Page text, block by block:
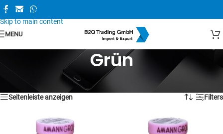
Skip to navigation
Skip to main content
MENU
Grün
Alle 7 Ergebnisse werden angezeigt
Seitenleiste anzeigen Filters